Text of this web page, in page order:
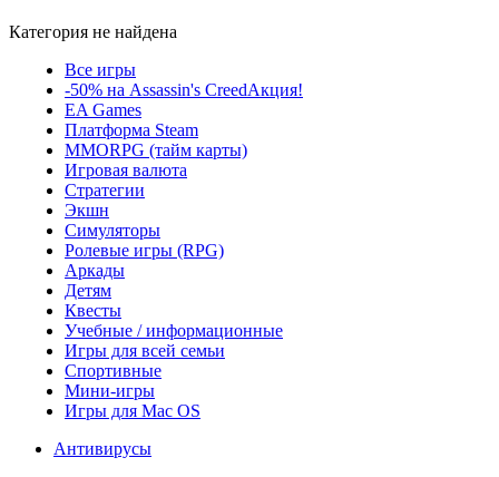
Категория не найдена
Все игры
-50% на Assassin's CreedАкция!
EA Games
Платформа Steam
MMORPG (тайм карты)
Игровая валюта
Стратегии
Экшн
Симуляторы
Ролевые игры (RPG)
Аркады
Детям
Квесты
Учебные / информационные
Игры для всей семьи
Спортивные
Мини-игры
Игры для Mac OS
Антивирусы